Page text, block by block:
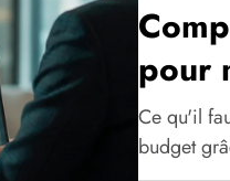
pour
Ce qu'il
budget